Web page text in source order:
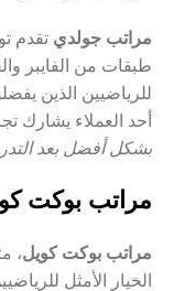
مراتب جولدي تقدم
طبقات من الفايبر
للرياضيين الذين
أحد العملاء يشارك
بشكل أفضل بعد
مراتب بوكت
مراتب بوكت كويل،
الخيار الأمثل